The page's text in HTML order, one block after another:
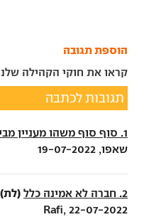
הוספת תגובה
קראו את חוקי הקהילה
תגובות לכתבה
1. סוף סוף משהו מעניין מבית שברולט
שאפו, 19-07-2022
2. חברה לא אמינה כלל (לת)
Rafi, 22-07-2022